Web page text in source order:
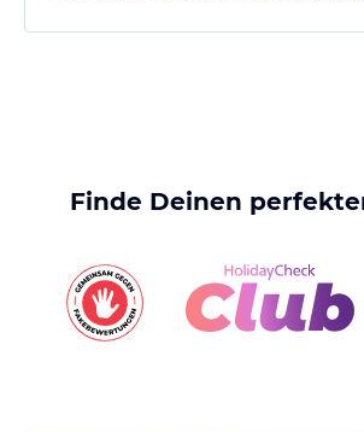
Finde Deinen